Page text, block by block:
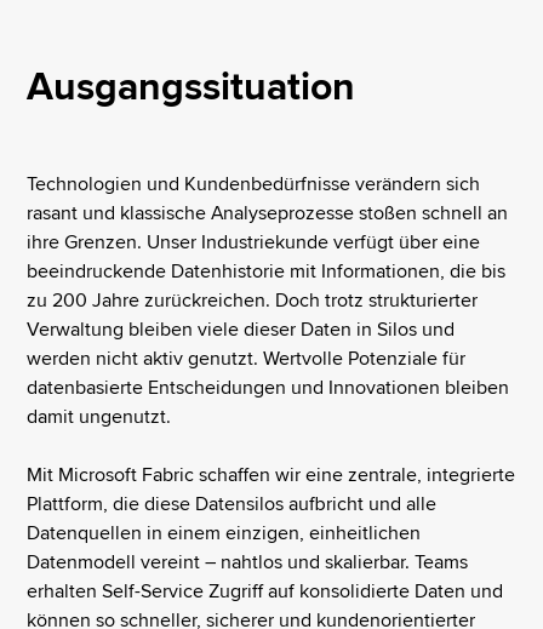
Ausgangssituation
Technologien und Kundenbedürfnisse verändern sich
rasant und klassische Analyseprozesse stoßen schnell an
ihre Grenzen. Unser Industriekunde verfügt über eine
beeindruckende Datenhistorie mit Informationen, die bis
zu 200 Jahre zurückreichen. Doch trotz strukturierter
Verwaltung bleiben viele dieser Daten in Silos und
werden nicht aktiv genutzt. Wertvolle Potenziale für
datenbasierte Entscheidungen und Innovationen bleiben
damit ungenutzt.
Mit Microsoft Fabric schaffen wir eine zentrale, integrierte
Plattform, die diese Datensilos aufbricht und alle
Datenquellen in einem einzigen, einheitlichen
Datenmodell vereint – nahtlos und skalierbar. Teams
erhalten Self-Service Zugriff auf konsolidierte Daten und
können so schneller, sicherer und kundenorientierter